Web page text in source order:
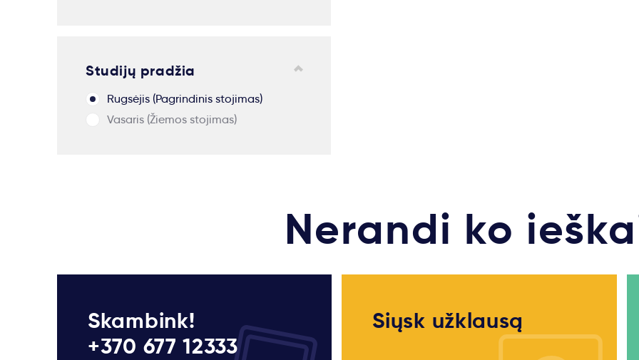
Studijų pradžia
Rugsėjis (Pagrindinis stojimas)
Vasaris (Žiemos stojimas)
Nerandi ko
Skambink!
+370 677 12333
Siųsk užklausą